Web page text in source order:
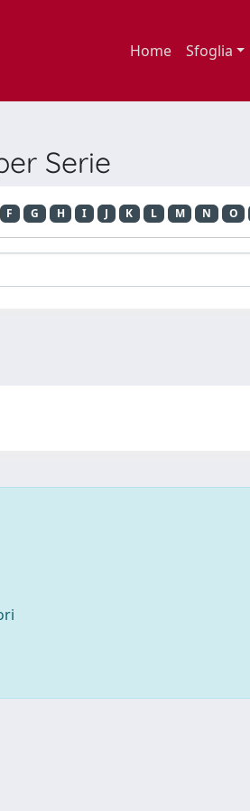
Home Sfoglia
Serie
F G H I J K L M N O